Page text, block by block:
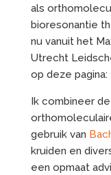
als
bioresonantie
nu vanuit het
Utrecht
op deze pagina:
Ik combineer
gebruik van
kruiden en
een opmaat